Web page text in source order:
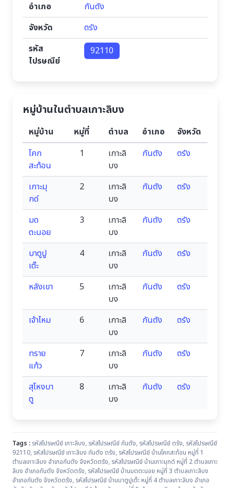
อำเภอ
กันตัง
จังหวัด
ตรัง
รหัส
ไปรษณีย์
92110
หมู่บ้านในตำบลเกาะลิบง
หมู่บ้าน หมู่ที่ ตำบล อำเภอ
จังหวัด
โคก
สะท้อน
1
เกาะลิ
บง
กันตัง ตรัง
เกาะมุ
กด์
2
เกาะลิ
บง
กันตัง ตรัง
มด
ตะนอย
3
เกาะลิ
บง
กันตัง ตรัง
บาตูปู
เต๊ะ
4
เกาะลิ
บง
กันตัง ตรัง
หลังเขา 5
เกาะลิ
บง
กันตัง ตรัง
เจ้าไหม 6
เกาะลิ
บง
กันตัง ตรัง
ทราย
แก้ว
7
เกาะลิ
บง
กันตัง ตรัง
สุไหงบา
ตู
8
เกาะลิ
บง
กันตัง ตรัง
Tags : รหัสไปรษณีย์ เกาะลิบง, รหัสไปรษณีย์ กันตัง, รหัสไปรษณีย์ ตรัง, รหัสไปรษณีย์
92110, รหัสไปรษณีย์ เกาะลิบง กันตัง ตรัง, รหัสไปรษณีย์ บ้านโคกสะท้อน หมู่ที่ 1
ตำบลเกาะลิบง อำเภอกันตัง จังหวัดตรัง, รหัสไปรษณีย์ บ้านเกาะมุกด์ หมู่ที่ 2 ตำบลเกาะ
ลิบง อำเภอกันตัง จังหวัดตรัง, รหัสไปรษณีย์ บ้านมดตะนอย หมู่ที่ 3 ตำบลเกาะลิบง
อำเภอกันตัง จังหวัดตรัง, รหัสไปรษณีย์ บ้านบาตูปูเต๊ะ หมู่ที่ 4 ตำบลเกาะลิบง อำเภอ